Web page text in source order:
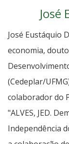
José
José Eustáquio
economia,
(Cedeplar/
colaborador do
"ALVES, JED.
Independência